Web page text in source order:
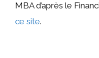
MBA d’après le
ce site.